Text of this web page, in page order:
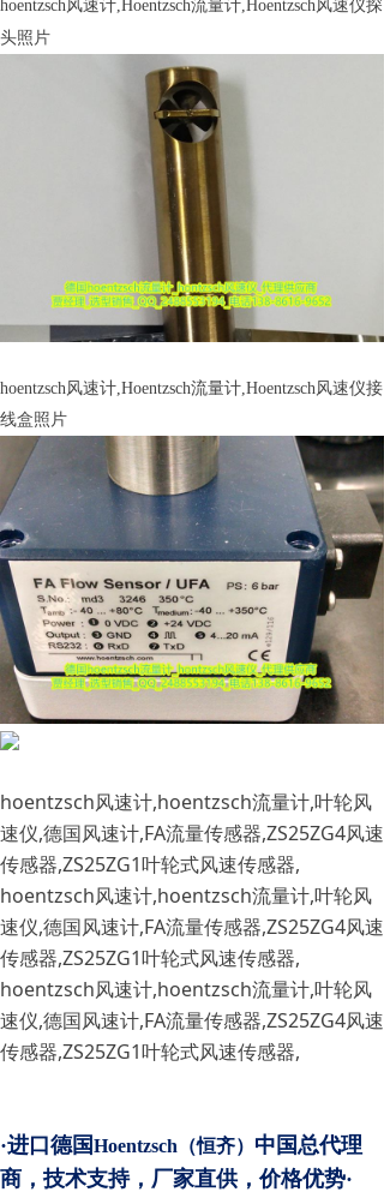
hoentzsch风速计,Hoentzsch流量计,Hoentzsch风速仪探
头照片
hoentzsch风速计,Hoentzsch流量计,Hoentzsch风速仪接
线盒照片
hoentzsch风速计,hoentzsch流量计,叶轮风
速仪,德国风速计,FA流量传感器,ZS25ZG4风速
传感器,ZS25ZG1叶轮式风速传感器,
hoentzsch风速计,hoentzsch流量计,叶轮风
速仪,德国风速计,FA流量传感器,ZS25ZG4风速
传感器,ZS25ZG1叶轮式风速传感器,
hoentzsch风速计,hoentzsch流量计,叶轮风
速仪,德国风速计,FA流量传感器,ZS25ZG4风速
传感器,ZS25ZG1叶轮式风速传感器,
·进口德国Hoentzsch（恒齐） 中国总代理
商，技术支持，厂家直供，价格优势·